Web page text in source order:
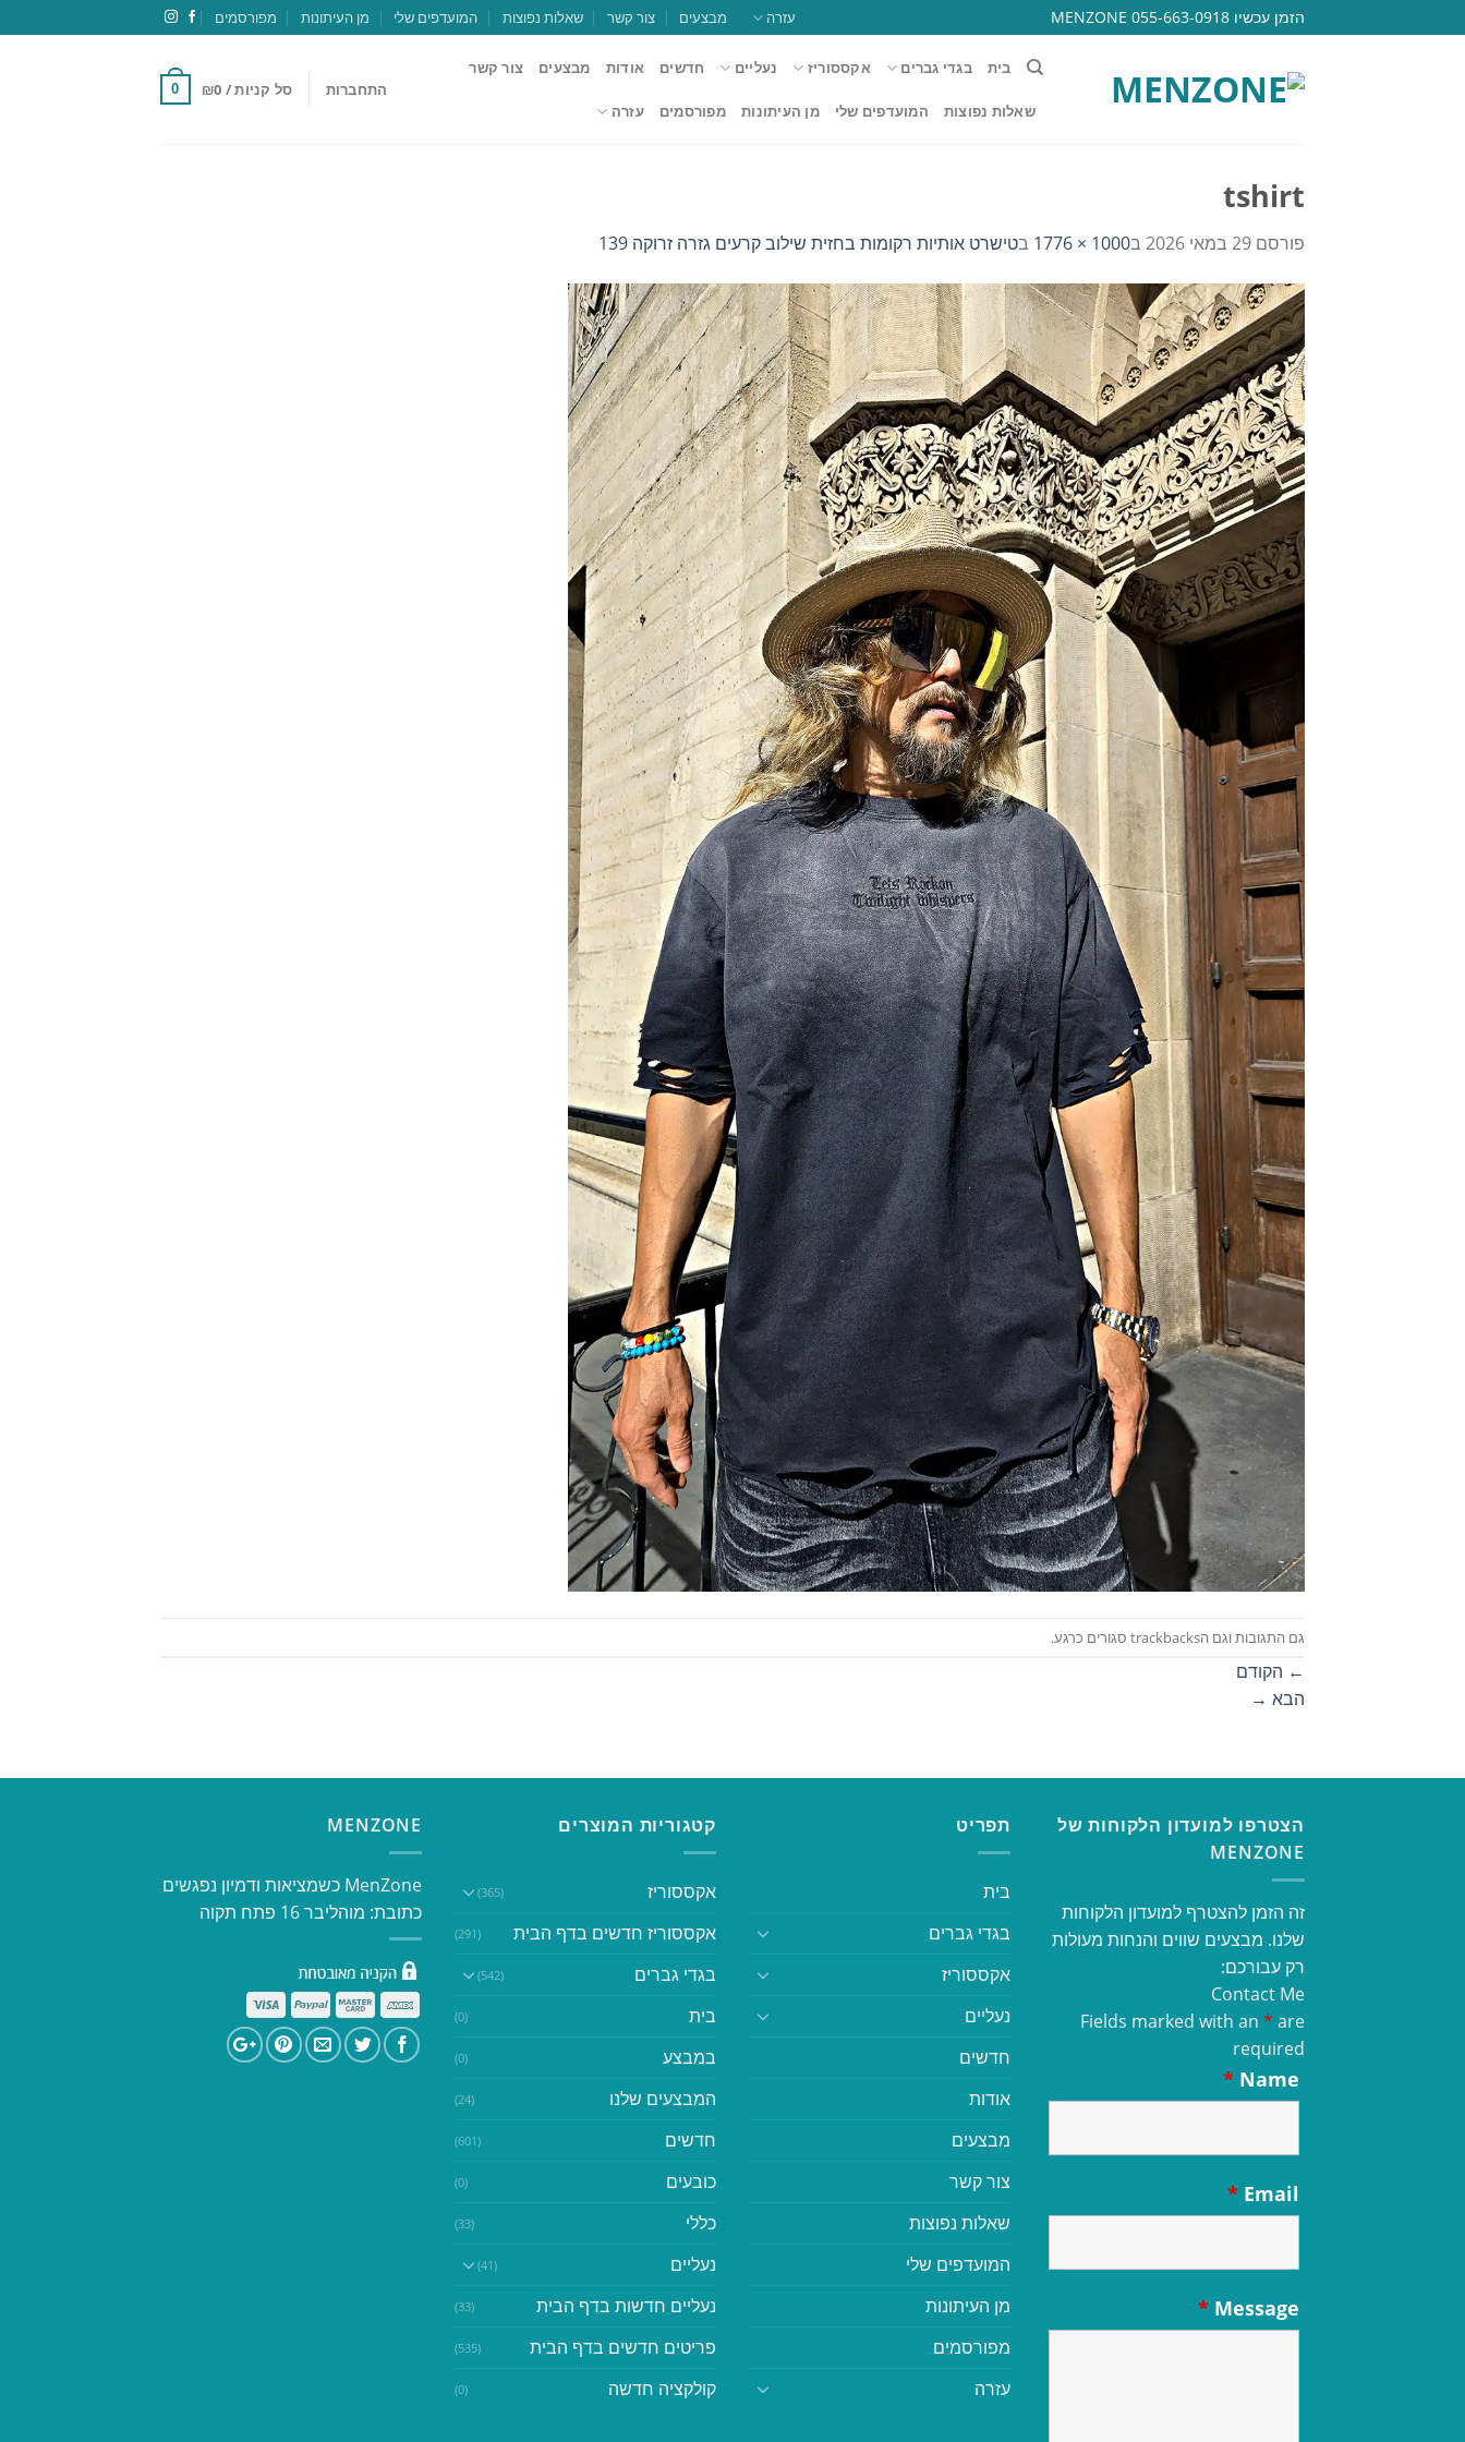
to
הזמן עכשיו 055-663-0918 MENZONE עזרה מבצעים צור קשר שאלות נפוצות המועדפים שלי מן העיתונות מפורסמים
בית בגדי גברים אקססוריז נעליים חדשים אודות מבצעים צור קשר
שאלות נפוצות המועדפים שלי מן העיתונות מפורסמים עזרה
התחברות סל קניות / ₪0
0
tshirt
פורסם 29 במאי 2026 ב1000 × 1776 בטישרט אותיות רקומות בחזית שילוב קרעים גזרה זרוקה 139
גם התגובות וגם הtrackbacks סגורים כרגע.
← הקודם
הבא →
הצטרפו למועדון הלקוחות של
MENZONE
זה הזמן להצטרף למועדון הלקוחות
שלנו. מבצעים שווים והנחות מעולות
רק עבורכם:
Contact Me
Fields marked with an * are
required
Name
*
Email
*
Message
*
תפריט
בית
בגדי גברים
אקססוריז
נעליים
חדשים
אודות
מבצעים
צור קשר
שאלות נפוצות
המועדפים שלי
מן העיתונות
מפורסמים
עזרה
קטגוריות המוצרים
אקססוריז (365)
אקססוריז חדשים בדף הבית (291)
בגדי גברים (542)
בית (0)
במבצע (0)
המבצעים שלנו (24)
חדשים (601)
כובעים (0)
כללי (33)
נעליים (41)
נעליים חדשות בדף הבית (33)
פריטים חדשים בדף הבית (535)
קולקציה חדשה (0)
MENZONE
​​MenZone כשמציאות ודמיון נפגשים​
כתובת: מוהליבר 16 פתח תקוה